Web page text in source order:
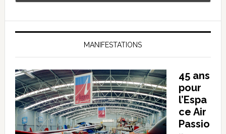
MANIFESTATIONS
45 ans
pour
l’Espa
ce Air
Passio